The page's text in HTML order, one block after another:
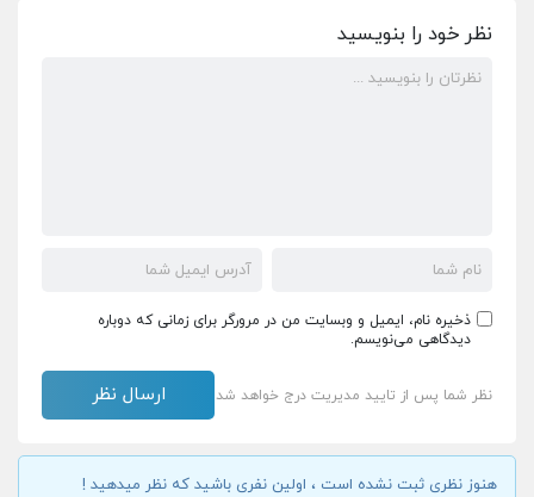
نظر خود را بنویسید
ذخیره نام، ایمیل و وبسایت من در مرورگر برای زمانی که دوباره
دیدگاهی می‌نویسم.
نظر شما پس از تایید مدیریت درج خواهد شد
هنوز نظری ثبت نشده است ، اولین نفری باشید که نظر میدهید !